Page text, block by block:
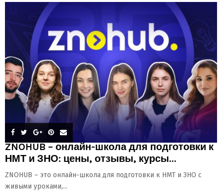
ZNOHUB – онлайн-школа для подготовки к
НМТ и ЗНО: цены, отзывы, курсы...
ZNOHUB – это онлайн-школа для подготовки к НМТ и ЗНО с
живыми уроками,...